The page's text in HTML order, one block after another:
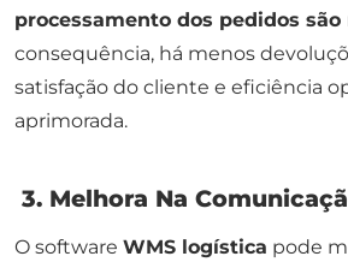
processamento dos pedidos são
consequência, há menos
satisfação do cliente e eficiência
aprimorada.
3. Melhora Na
O software WMS logística pode